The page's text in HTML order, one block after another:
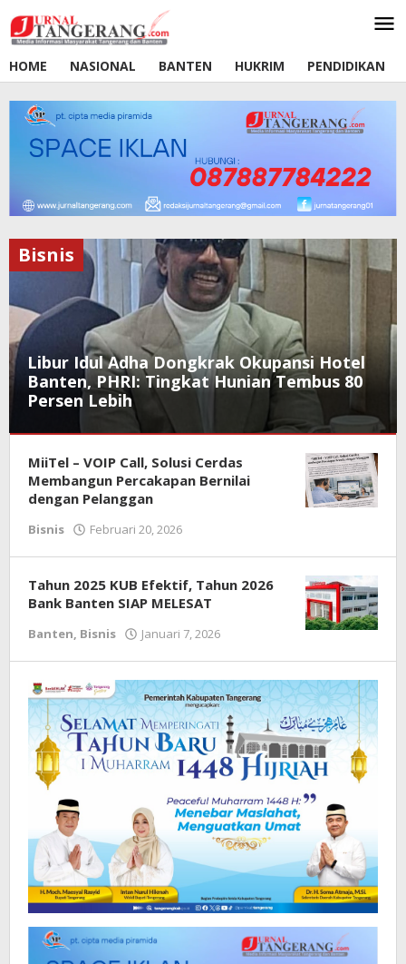
ke
konten
HOME
NASIONAL BANTEN HUKRIM PENDIDIKAN
Libur Idul Adha Dongkrak Okupansi Hotel
Banten, PHRI: Tingkat Hunian Tembus 80
Persen Lebih
Juni
oleh
Bisnis
MiiTel – VOIP Call, Solusi Cerdas
Membangun Percakapan Bernilai
dengan Pelanggan
Bisnis Februari 20, 2026
Tahun 2025 KUB Efektif, Tahun 2026
Bank Banten SIAP MELESAT
Banten, Bisnis Januari 7, 2026